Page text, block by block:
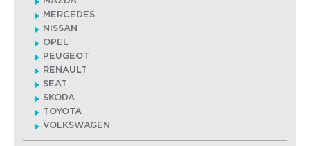
MERCEDES
NISSAN
OPEL
PEUGEOT
RENAULT
SEAT
SKODA
TOYOTA
VOLKSWAGEN